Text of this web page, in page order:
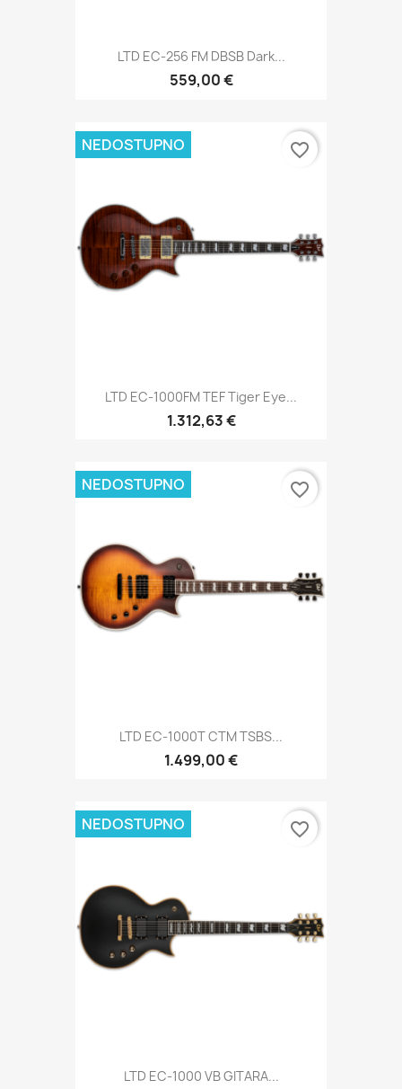
LTD EC-256 FM DBSB Dark...
559,00 €
LTD EC-1000FM TEF Tiger Eye...
1.312,63 €
NEDOSTUPNO favorite_border
LTD EC-1000T CTM TSBS...
1.499,00 €
NEDOSTUPNO favorite_border
LTD EC-1000 VB GITARA...
NEDOSTUPNO favorite_border